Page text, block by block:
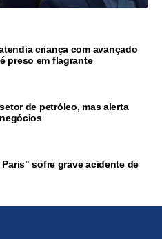
criança com avançado
preso em flagrante
de petróleo, mas alerta
sofre grave acidente de